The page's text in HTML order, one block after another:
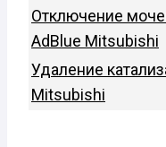
Отключение
AdBlue Mitsubishi
Удаление
Mitsubishi